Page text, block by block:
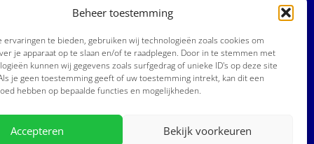
Beheer toestemming
ervaringen te bieden, gebruiken wij technologieën zoals cookies om
je apparaat op te slaan en/of te raadplegen. Door in te stemmen met
kunnen wij gegevens zoals surfgedrag of unieke ID's op deze site
je geen toestemming geeft of uw toestemming intrekt, kan dit een
hebben op bepaalde functies en mogelijkheden.
Accepteren Bekijk voorkeuren
Beloningsbeleid
Algemene voorwaarden
Privacyverklaring
Sitemap
gespecialiseerd in beveiligingsbedrijven.